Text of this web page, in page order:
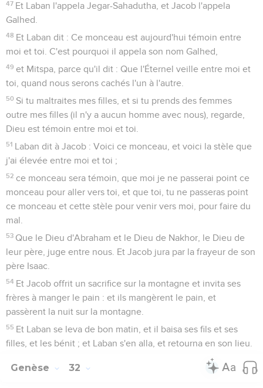
47 Et Laban l'appela Jegar-Sahadutha, et Jacob l'appela
Galhed.
48 Et Laban dit : Ce monceau est aujourd'hui témoin entre
moi et toi. C'est pourquoi il appela son nom Galhed,
49 et Mitspa, parce qu'il dit : Que l'Éternel veille entre moi et
toi, quand nous serons cachés l'un à l'autre.
50 Si tu maltraites mes filles, et si tu prends des femmes
outre mes filles (il n'y a aucun homme avec nous), regarde,
Dieu est témoin entre moi et toi.
51 Laban dit à Jacob : Voici ce monceau, et voici la stèle que
j'ai élevée entre moi et toi ;
52 ce monceau sera témoin, que moi je ne passerai point ce
monceau pour aller vers toi, et que toi, tu ne passeras point
ce monceau et cette stèle pour venir vers moi, pour faire du
mal.
53 Que le Dieu d'Abraham et le Dieu de Nakhor, le Dieu de
leur père, juge entre nous. Et Jacob jura par la frayeur de son
père Isaac.
54 Et Jacob offrit un sacrifice sur la montagne et invita ses
frères à manger le pain : et ils mangèrent le pain, et
passèrent la nuit sur la montagne.
55 Et Laban se leva de bon matin, et il baisa ses fils et ses
filles, et les bénit ; et Laban s'en alla, et retourna en son lieu.
Genèse 32